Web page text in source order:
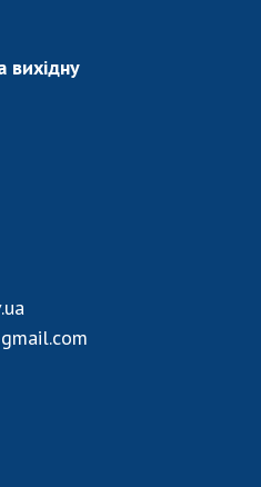
вихідну